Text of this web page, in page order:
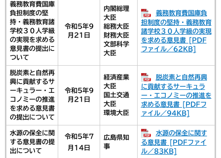
義務教育費国庫
負担制度の堅
持・義務教育諸
学校３０人学級
の実現を求める
意見書の提出に
ついて
令和5年9
月21日
内閣総理
大臣
総務大臣
​財務大臣
文部科学
大臣
義務教育費国庫負
担制度の堅持・義務教育
諸学校３０人学級の実現
を求める意見書 [PDF
ファイル／62KB]
脱炭素と自然再
興に貢献するサ
ーキュラー・エ
コノミーの推進
を求める意見書
の提出について
令和5年9
月21日
経済産業
大臣
国土交通
大臣
環境大臣
脱炭素と自然再興
に貢献するサーキュラ
ー・エコノミーの推進を
求める意見書 [PDFフ
ァイル／94KB]
水源の保全に関
する意見書の提
出について
令和5年7
月14日
広島県知
事
水源の保全に関す
る意見書 [PDFファイ
ル／83KB]